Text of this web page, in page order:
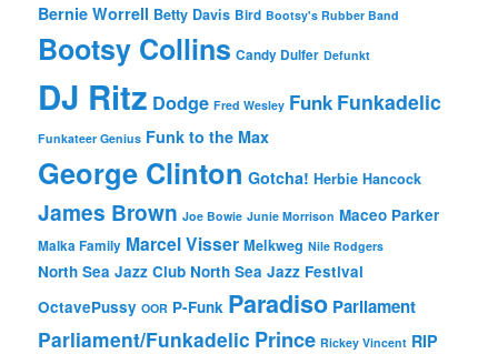
Bernie Worrell Betty Davis Bird Bootsy's Rubber Band
Bootsy Collins Candy Dulfer Defunkt
DJ Ritz Dodge Fred Wesley Funk Funkadelic
Funkateer Genius Funk to the Max
George Clinton Gotcha! Herbie Hancock
James Brown Joe Bowie Junie Morrison Maceo Parker
Malka Family Marcel Visser Melkweg Nile Rodgers
North Sea Jazz Club North Sea Jazz Festival
OctavePussy OOR P-Funk Paradiso Parliament
Parliament/Funkadelic Prince Rickey Vincent RIP